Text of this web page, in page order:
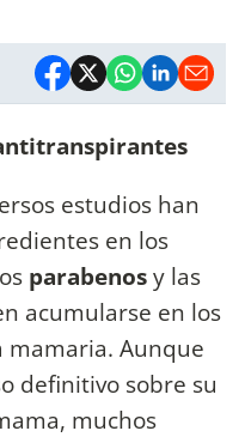
estudios han
en los
parabenosy las
acumularse en los
mamaria. Aunque
definitivo sobre su
muchos